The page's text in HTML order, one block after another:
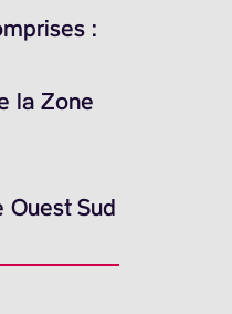
:
la Zone
Sud